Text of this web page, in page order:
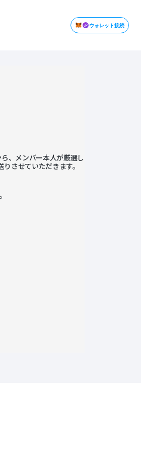
ウォレット接続
、メンバー本人が厳選し
させていただきます。